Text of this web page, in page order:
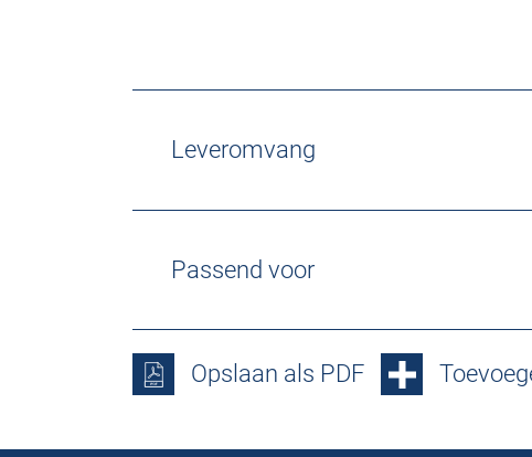
Leveromvang
Passend voor
Opslaan als PDF